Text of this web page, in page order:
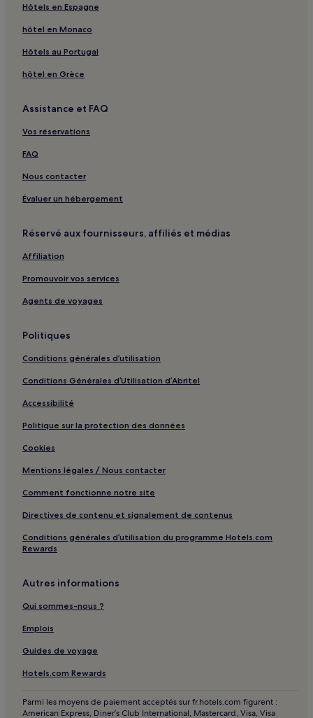
Hôtels en Espagne
hôtel en Monaco
Hôtels au Portugal
hôtel en Grèce
Assistance et FAQ
Vos réservations
FAQ
Nous contacter
Évaluer un hébergement
Réservé aux fournisseurs, affiliés et médias
Affiliation
Promouvoir vos services
Agents de voyages
Politiques
Conditions générales d’utilisation
Conditions Générales d’Utilisation d’Abritel
Accessibilité
Politique sur la protection des données
Cookies
Mentions légales / Nous contacter
Comment fonctionne notre site
Directives de contenu et signalement de contenus
Conditions générales d’utilisation du programme Hotels.com
Rewards
Autres informations
Qui sommes-nous ?
Emplois
Guides de voyage
Hotels.com Rewards
Parmi les moyens de paiement acceptés sur fr.hotels.com figurent :
American Express, Diner’s Club International, Mastercard, Visa, Visa